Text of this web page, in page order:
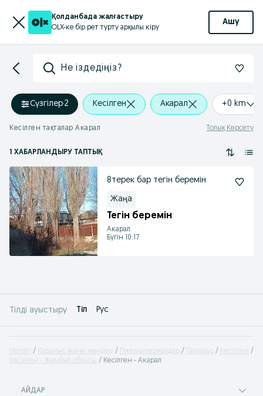
Қолданбада жалғастыру
OLX-ке бір рет түрту арқылы кіру
Ашу
Не іздедіңіз?
Сүзгілер·2 Кесілген Акарал +0 km
Кесілген тақталар Акарал Толық Көрсету
1 ХАБАРЛАНДЫРУ ТАПТЫҚ
8терек бар тегін беремін
Жаңа
Тегін беремін
Акарал
Бүгін 10:17
Тілді ауыстыру Tіл Рус
Негізгі Құрылыс және жөндеу Пиломатериалдар Тақталар
Кесілген
Кесілген - Жамбыл облысы
Кесілген - Акарал
АЙДАР